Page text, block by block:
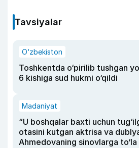
Tavsiyalar
O‘zbekiston
Toshkentda o‘pirilib tushgan
6 kishiga sud hukmi o‘qildi
Madaniyat
“U boshqalar baxti uchun
otasini kutgan aktrisa va
Ahmedovaning sinovlarga